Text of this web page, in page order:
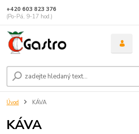
+420 603 823 376
(Po-Pá, 9-17 hod.)
Úvod KÁVA
KÁVA